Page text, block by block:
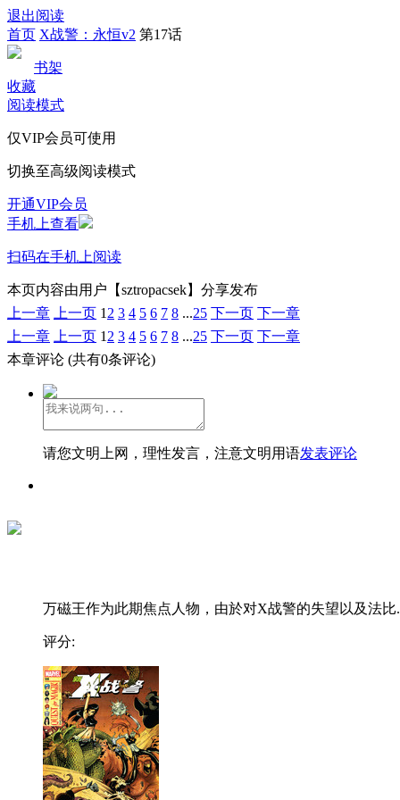
退出阅读
首页 X战警：永恒v2 第17话
书架
收藏
阅读模式
仅VIP会员可使用
切换至高级阅读模式
开通VIP会员
手机上查看
扫码在手机上阅读
本页内容由用户【sztropacsek】分享发布
上一章
上一页 1 2 3 4 5 6 7 8 ...25 下一页 下一章
上一章
上一页 1 2 3 4 5 6 7 8 ...25 下一页 下一章
本章评论 (共有0条评论)
请您文明上网，理性发言，注意文明用语发表评论
万磁王作为此期焦点人物，由於对X战警的失望以及法比
评分: